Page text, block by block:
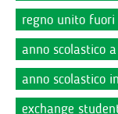
regno unito
anno scolastico
anno scolastico
exchange